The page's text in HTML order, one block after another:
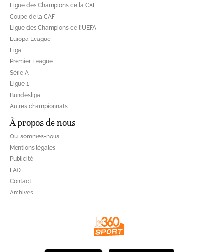
Ligue des Champions de la CAF
Coupe de la CAF
Ligue des Champions de l'UEFA
Europa League
Liga
Premier League
Série A
Ligue 1
Bundesliga
Autres championnats
À propos de nous
Qui sommes-nous
Mentions légales
Publicité
FAQ
Contact
Archives